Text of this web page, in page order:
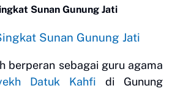
Sunan Gunung Jati
Sunan Gunung Jati
berperan sebagai guru agama
Datuk Kahfi di Gunung